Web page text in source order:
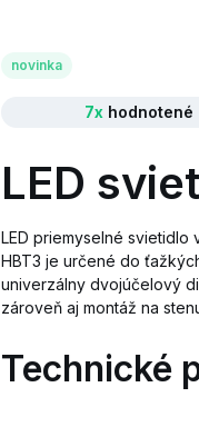
novinka
7x hodnotené
LED
LED priemyselné
HBT3 je určené do
univerzálny dvojúčelový
zároveň aj montáž na
Technické